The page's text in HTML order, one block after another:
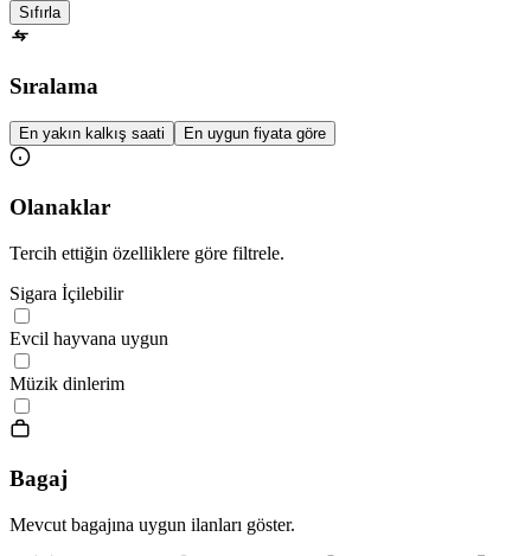
Sıfırla
Sıralama
En yakın kalkış saati En uygun fiyata göre
Olanaklar
Tercih ettiğin özelliklere göre filtrele.
Sigara İçilebilir
Evcil hayvana uygun
Müzik dinlerim
Bagaj
Mevcut bagajına uygun ilanları göster.